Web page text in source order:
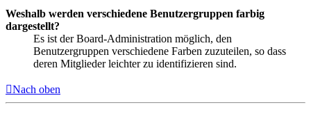
Weshalb werden verschiedene Benutzergruppen farbig
dargestellt?
Es ist der Board-Administration möglich, den
Benutzergruppen verschiedene Farben zuzuteilen, so dass
deren Mitglieder leichter zu identifizieren sind.
Nach oben